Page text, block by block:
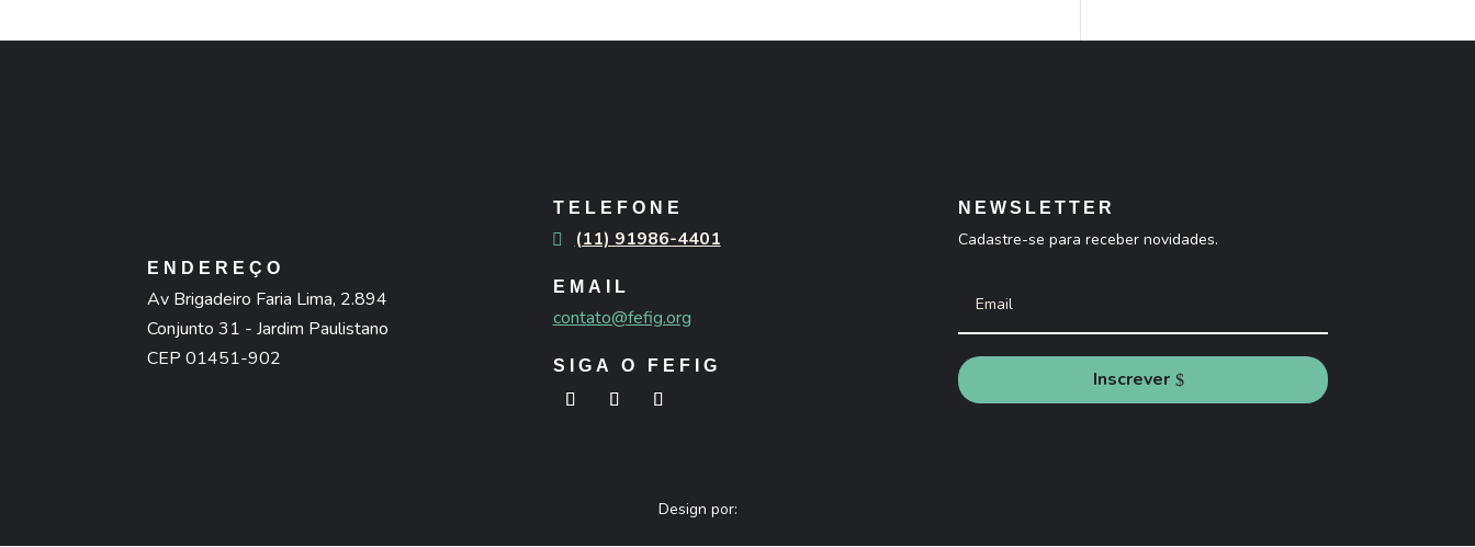
ENDEREÇO
Av Brigadeiro Faria Lima, 2.894
Conjunto 31 - Jardim Paulistano
CEP 01451-902
TELEFONE
(11) 91986-4401
EMAIL
contato@fefig.org
SIGA O FEFIG
NEWSLETTER
Cadastre-se para receber novidades.
Inscrever
Design por: